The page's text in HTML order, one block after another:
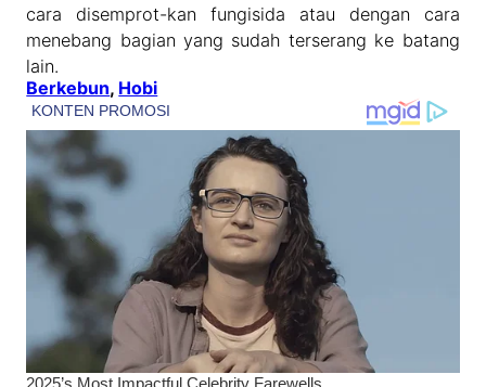
cara disemprot-kan fungisida atau dengan cara
menebang bagian yang sudah terserang ke batang
lain.
Berkebun, Hobi